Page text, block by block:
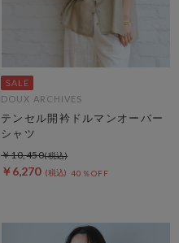
DOUX ARCHIVES
テンセル開衿ドルマンオーバー
シャツ
￥6,270 40％OFF
￥10,450